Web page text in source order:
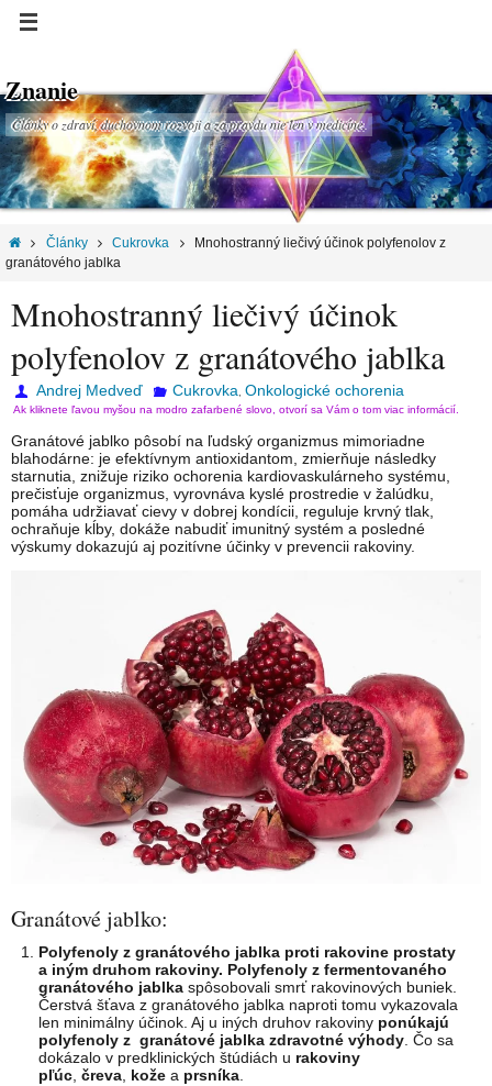
Znanie
Články o zdraví, duchovnom rozvoji a za pravdu nie len v medicíne.
Články Cukrovka
Mnohostranný liečivý účinok polyfenolov z
granátového jablka
Mnohostranný liečivý účinok
polyfenolov z granátového jablka
Andrej Medveď Cukrovka Onkologické ochorenia
Ak kliknete ľavou myšou na modro zafarbené slovo, otvorí sa Vám o tom viac informácií.
Granátové jablko pôsobí na ľudský organizmus mimoriadne
blahodárne: je efektívnym antioxidantom, zmierňuje následky
starnutia, znižuje riziko ochorenia kardiovaskulárneho systému,
prečisťuje organizmus, vyrovnáva kyslé prostredie v žalúdku,
pomáha udržiavať cievy v dobrej kondícii, reguluje krvný tlak,
ochraňuje kĺby, dokáže nabudiť imunitný systém a posledné
výskumy dokazujú aj pozitívne účinky v prevencii rakoviny.
Granátové jablko:
Polyfenoly z granátového jablka proti rakovine prostaty
a iným druhom rakoviny. Polyfenoly z fermentovaného
granátového jablka spôsobovali smrť rakovinových buniek.
Čerstvá šťava z granátového jablka naproti tomu vykazovala
len minimálny účinok. Aj u iných druhov rakoviny ponúkajú
polyfenoly z granátové jablka zdravotné výhody. Čo sa
dokázalo v predklinických štúdiách u rakoviny
pľúc,čreva, kože a prsníka.